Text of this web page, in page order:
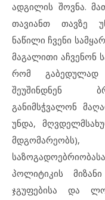
ადგილის შოვნა.
თავიანთ თავზე
ნაწილი ჩვენი
მაგალითი აჩვენონ
რომ გაბედულად
შეუშინდნენ
განიმსჭვალონ
უნდა,
მდგომარეობს),
პოლიტიკის
ჯგუფებისა და